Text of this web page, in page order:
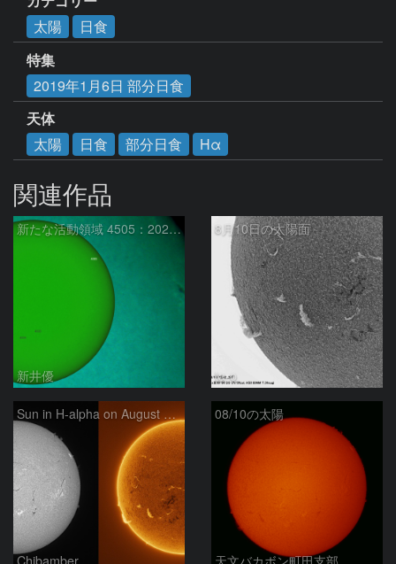
太陽
日食
特集
2019年1月6日 部分日食
天体
太陽
日食 部分日食 Hα
関連作品
新たな活動領域 4505：2026/08/10
新井優
8月10日の太陽面
ta-o
Sun in H-alpha on August 10, 2026 08/10の太陽